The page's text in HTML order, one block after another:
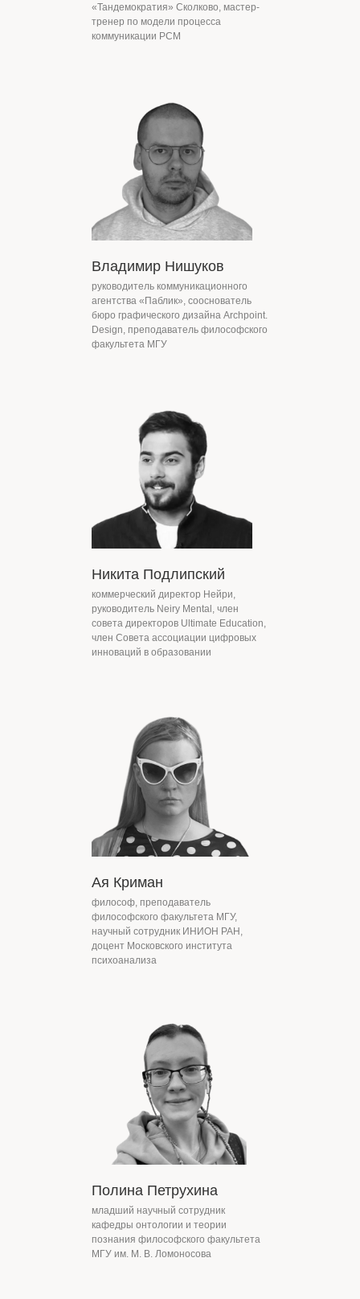
«Тандемократия» Сколково, мастер-
тренер по модели процесса
коммуникации PCM
Владимир Нишуков
руководитель коммуникационного
агентства «Паблик», сооснователь
бюро графического дизайна Archpoint.
Design, преподаватель философского
факультета МГУ
Никита Подлипский
коммерческий директор Нейри,
руководитель Neiry Mental, член
совета директоров Ultimate Education,
член Совета ассоциации цифровых
инноваций в образовании
Ая Криман
философ, преподаватель
философского факультета МГУ,
научный сотрудник ИНИОН РАН,
доцент Московского института
психоанализа
Полина Петрухина
младший научный сотрудник
кафедры онтологии и теории
познания философского факультета
МГУ им. М. В. Ломоносова
Партнеры
Информационные